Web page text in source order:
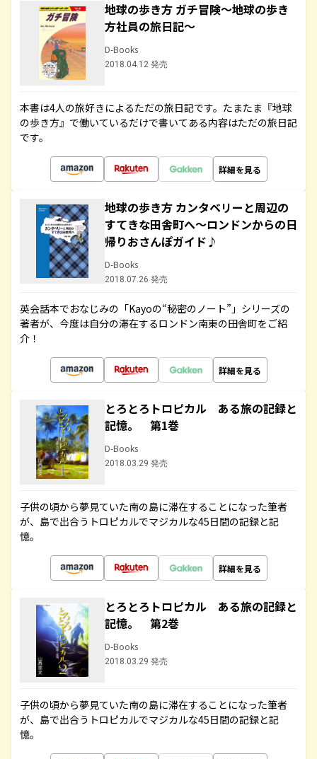
地球の歩き方 ガチ冒険～地球の歩き
方社員の旅日記～
D-Books
2018.04.12 発売
本書は4人の旅好きによるただの旅日記です。たまたま『地球
の歩き方』で働いているだけで書いてある内容はただの旅日記
です。
詳細を見る
地球の歩き方 カンタベリーと周辺の
すてきな田舎町へ～ロンドンからの日
帰りおさんぽガイド♪
D-Books
2018.07.26 発売
英会話本でおなじみの「Kayoの“秘密のノート”」シリーズの
著者が、今度は自分の滞在するロンドン南東の田舎町をご紹
介！
詳細を見る
とろとろトロピカル ある旅の記録と
記憶。 第1巻
D-Books
2018.03.29 発売
子供の頃から夢見ていた南の島に滞在することになった筆者
が、島で出合うトロピカルでマジカルな45日間の記録と記
憶。
詳細を見る
とろとろトロピカル ある旅の記録と
記憶。 第2巻
D-Books
2018.03.29 発売
子供の頃から夢見ていた南の島に滞在することになった筆者
が、島で出合うトロピカルでマジカルな45日間の記録と記
憶。